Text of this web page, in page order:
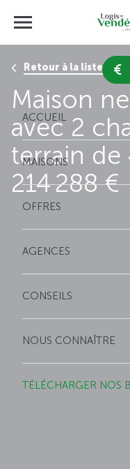
ACCUEIL
MAISONS
OFFRES
AGENCES
CONSEILS
NOUS CONNAÎTRE
TÉLÉCHARGER NOS
Retour à la liste des
Maison
avec 2
terrain de
214 288 €